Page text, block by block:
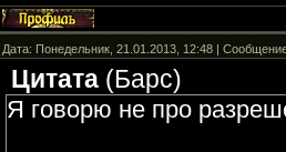
Дата: Понедельник, 21.01.2013, 12:48 |
Цитата(Барс)
Я говорю не про